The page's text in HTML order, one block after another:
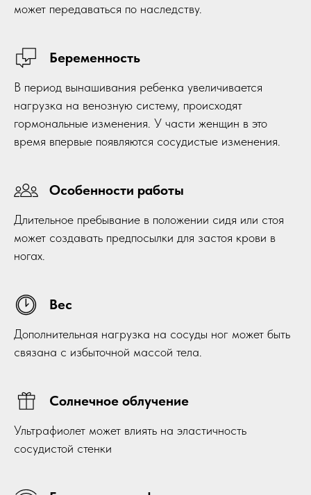
может передаваться по наследству.
Беременность
В период вынашивания ребенка увеличивается
нагрузка на венозную систему, происходят
гормональные изменения. У части женщин в это
время впервые появляются сосудистые изменения.
Особенности работы
Длительное пребывание в положении сидя или стоя
может создавать предпосылки для застоя крови в
ногах.
Вес
Дополнительная нагрузка на сосуды ног может быть
связана с избыточной массой тела.
Солнечное облучение
Ультрафиолет может влиять на эластичность
сосудистой стенки